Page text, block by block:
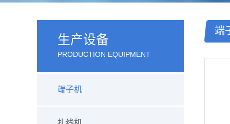
生产设备
PRODUCTION EQUIPMENT
端子机
端